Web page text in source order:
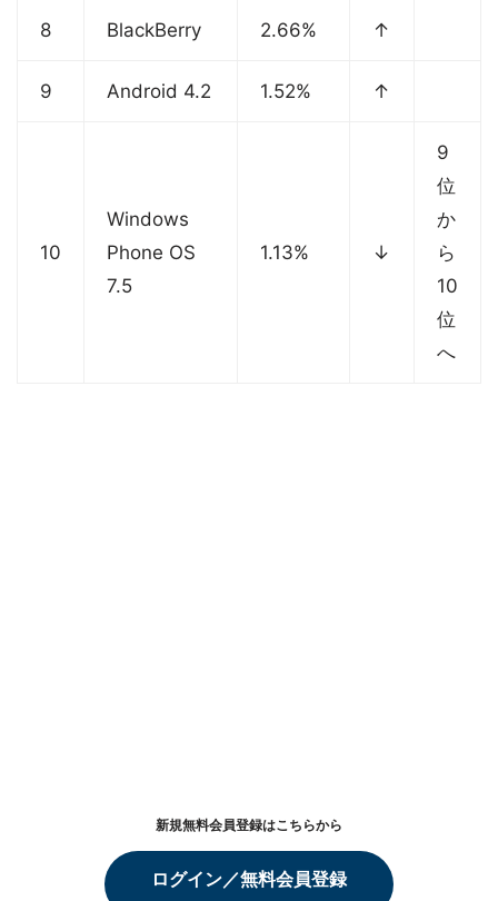
8 BlackBerry 2.66% ↑
9 Android 4.2 1.52% ↑
10
Windows
Phone OS
7.5
1.13% ↓
9
位
か
ら
10
位
へ
新規無料会員登録はこちらから
ログイン／無料会員登録